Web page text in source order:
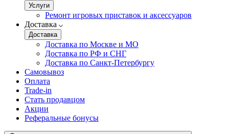
Услуги
Ремонт игровых приставок и аксессуаров
Доставка
Доставка
Доставка по Москве и МО
Доставка по РФ и СНГ
Доставка по Санкт-Петербургу
Самовывоз
Оплата
Trade-in
Стать продавцом
Акции
Реферальные бонусы